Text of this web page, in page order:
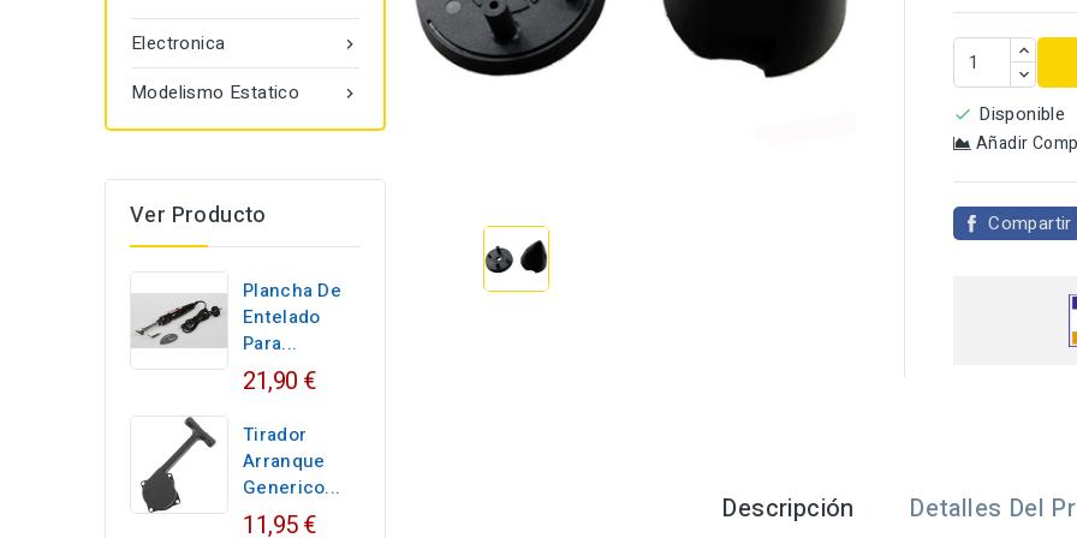

Electronica

Modelismo Estatico
Ver Producto
Plancha De
Entelado
Para...
21,90 €
Tirador
Arranque
Generico...
11,95 €
 Disponible
Añadir
Compartir
Descripción Detalles Del